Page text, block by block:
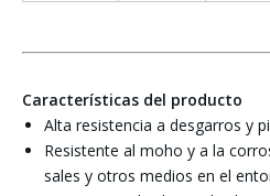
Características del producto
Alta resistencia a desgarros y
Resistente al moho y a la
sales y otros medios en el